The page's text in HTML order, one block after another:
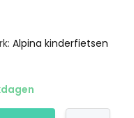
Alpina kinderfietsen